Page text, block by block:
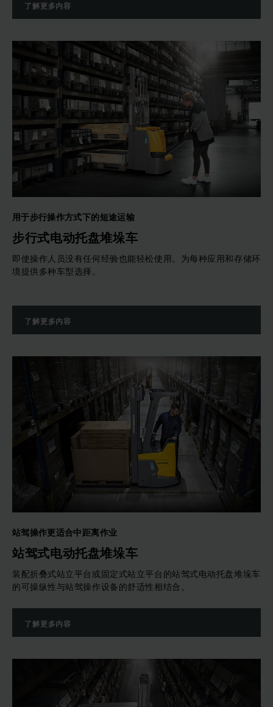
了解更多内容
用于步行操作方式下的短途运输
步行式电动托盘堆垛车
即使操作人员没有任何经验也能轻松使用。为每种应用和存储环
境提供多种车型选择。
了解更多内容
站驾操作更适合中距离作业
站驾式电动托盘堆垛车
装配折叠式站立平台或固定式站立平台的站驾式电动托盘堆垛车
的可操纵性与站驾操作设备的舒适性相结合。
了解更多内容